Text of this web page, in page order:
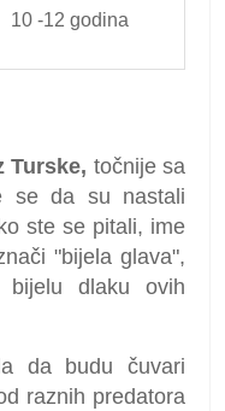
10 -12 godina
Turske, točnije sa
se da su nastali
ste se pitali, ime
"bijela glava",
dlaku ovih
da budu čuvari
raznih predatora